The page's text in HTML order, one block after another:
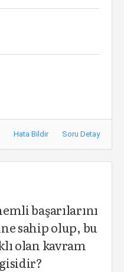
Hata Bildir Soru Detay
başarılarını
sahip olup, bu
olan kavram